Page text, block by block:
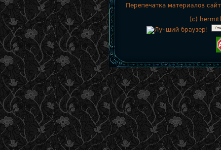
Перепечатка материалов
(c)